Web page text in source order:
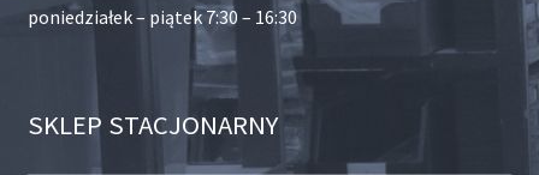
poniedziałek – piątek 7:30 – 16:30
SKLEP STACJONARNY